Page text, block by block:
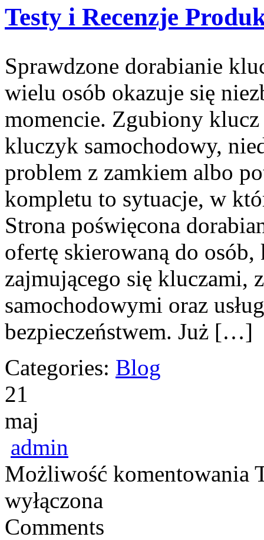
Testy i Recenzje
Sprawdzone dorabianie
wielu osób okazuje się
momencie. Zgubiony
kluczyk samochodowy,
problem z zamkiem albo
kompletu to sytuacje, w
Strona poświęcona
ofertę skierowaną do
zajmującego się kluczami,
samochodowymi oraz
bezpieczeństwem. Już […]
Categories: Blog
21
maj
admin
Możliwość komentowania
wyłączona
Comments